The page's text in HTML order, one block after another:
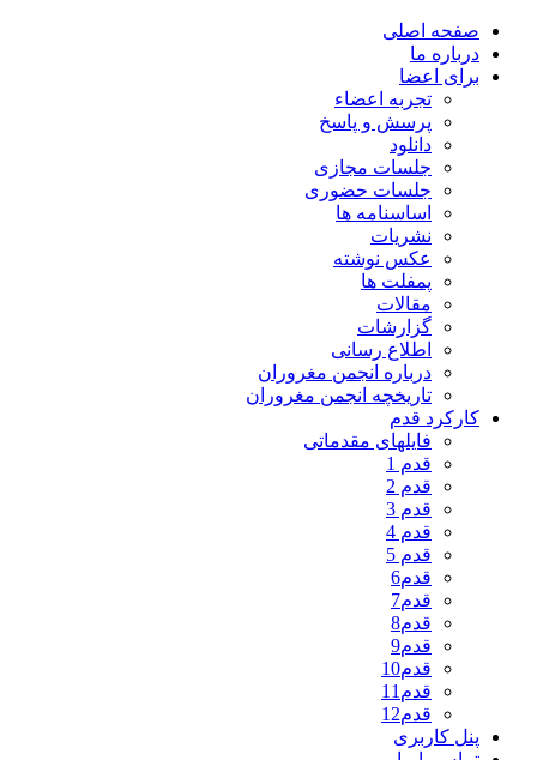
صفحه اصلی
درباره ما
برای اعضا
تجربه اعضاء
پرسش و پاسخ
دانلود
جلسات مجازی
جلسات حضوری
اساسنامه ها
نشریات
عکس نوشته
پمفلت ها
مقالات
گزارشات
اطلاع رسانی
درباره انجمن مغروران
تاریخچه انجمن مغروران
کارکرد قدم
فایلهای مقدماتی
قدم 1
قدم 2
قدم 3
قدم 4
قدم 5
قدم6
قدم7
قدم8
قدم9
قدم10
قدم11
قدم12
پنل کاربری